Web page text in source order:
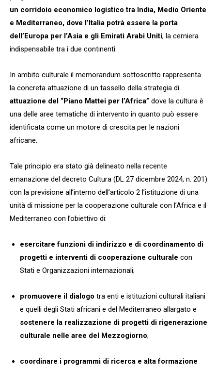
un corridoio economico logistico tra India, Medio Oriente
e Mediterraneo, dove l’Italia potrà essere la porta
dell’Europa per l’Asia e gli Emirati Arabi Uniti, la cerniera
indispensabile tra i due continenti.
In ambito culturale il memorandum sottoscritto rappresenta
la concreta attuazione di un tassello della strategia di
attuazione del “Piano Mattei per l’Africa” dove la cultura è
una delle aree tematiche di intervento in quanto può essere
identificata come un motore di crescita per le nazioni
africane.
Tale principio era stato già delineato nella recente
emanazione del decreto Cultura (DL 27 dicembre 2024, n. 201)
con la previsione all’interno dell’articolo 2 l’istituzione di una
unità di missione per la cooperazione culturale con l’Africa e il
Mediterraneo con l’obiettivo di:
esercitare funzioni di indirizzo e di coordinamento di
progetti e interventi di cooperazione culturale con
Stati e Organizzazioni internazionali;
promuovere il dialogo tra enti e istituzioni culturali italiani
e quelli degli Stati africani e del Mediterraneo allargato e
sostenere la realizzazione di progetti di rigenerazione
culturale nelle aree del Mezzogiorno;
coordinare i programmi di ricerca e alta formazione